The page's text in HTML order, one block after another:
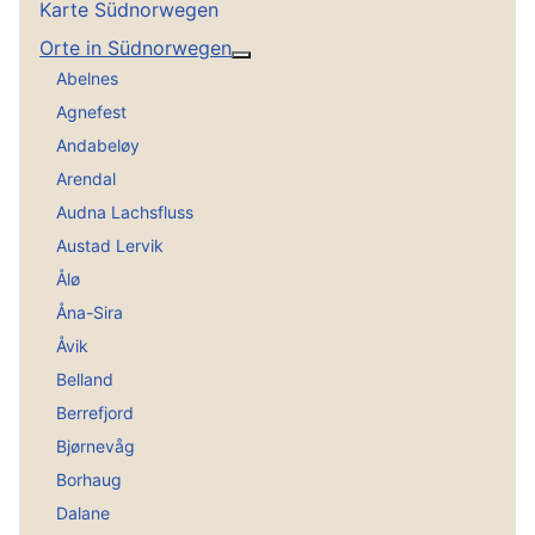
Karte Südnorwegen
Orte in Südnorwegen
Abelnes
Agnefest
Andabeløy
Arendal
Audna Lachsfluss
Austad Lervik
Ålø
Åna-Sira
Åvik
Belland
Berrefjord
Bjørnevåg
Borhaug
Dalane